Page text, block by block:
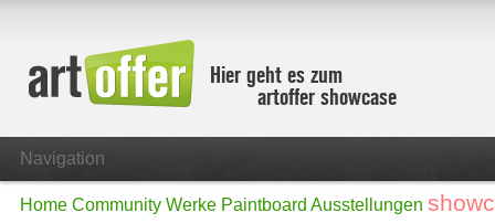
Hier geht es zum
artoffer showcase
Navigation
Home Community Werke Paintboard Ausstellungen